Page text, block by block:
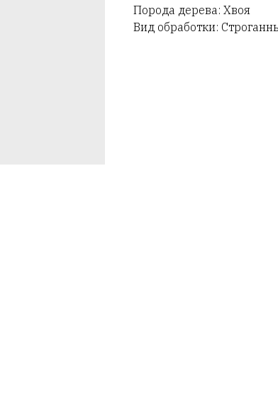
Порода дерева: Хвоя
Вид обработки: